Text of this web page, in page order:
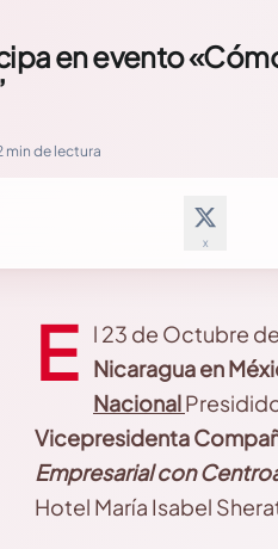
en evento
min de lectura
X
E l 23 de Octubre
Nicaragua en
Nacional
Vicepresidenta
Empresarial con
Hotel María Isabel